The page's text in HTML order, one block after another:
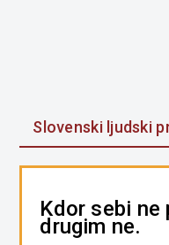
Slovenski ljudski
Kdor sebi
drugim ne.